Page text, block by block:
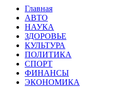
Главная
АВТО
НАУКА
ЗДОРОВЬЕ
КУЛЬТУРА
ПОЛИТИКА
СПОРТ
ФИНАНСЫ
ЭКОНОМИКА